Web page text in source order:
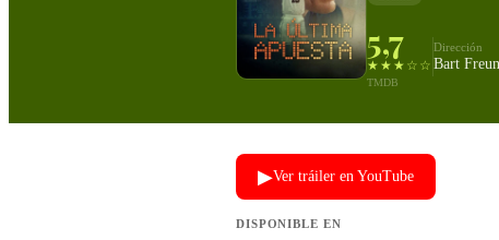
5,7
★★★☆☆
TMDB
Dirección
Bart
▶Ver tráiler en YouTube
DISPONIBLE EN